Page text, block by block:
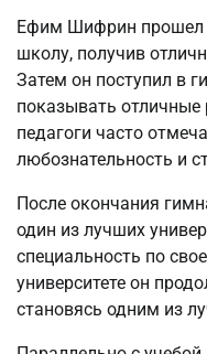
Ефим Шифрин прошел
школу, получив
Затем он поступил в
показывать отличные
педагоги часто
любознательность и
После окончания
один из лучших
специальность по
университете он
становясь одним из